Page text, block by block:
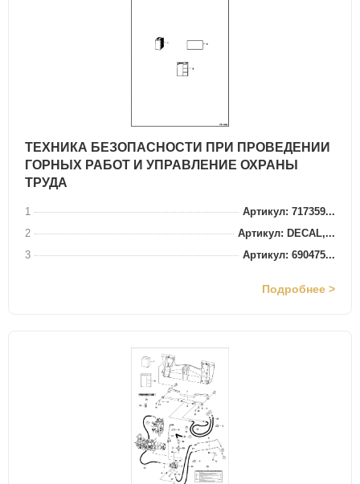
ТЕХНИКА БЕЗОПАСНОСТИ ПРИ ПРОВЕДЕНИИ
ГОРНЫХ РАБОТ И УПРАВЛЕНИЕ ОХРАНЫ
ТРУДА
1
Артикул: 717359...
2
Артикул: DECAL,...
3
Артикул: 690475...
Подробнее >